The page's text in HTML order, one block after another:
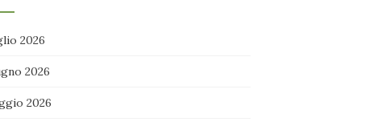
2026
2026
2026